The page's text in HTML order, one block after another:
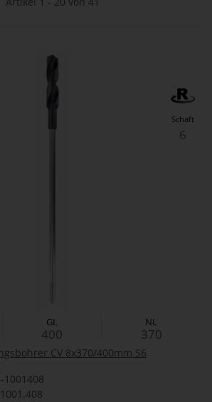
GL
400
NL
370
Schaft
6
CV 8x370/400mm S6
1001408
1001.408